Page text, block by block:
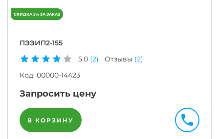
ПЭЭИП2-155
5.0 (2) Отзывы (2)
Код: 00000-14423
Запросить цену
В КОРЗИНУ